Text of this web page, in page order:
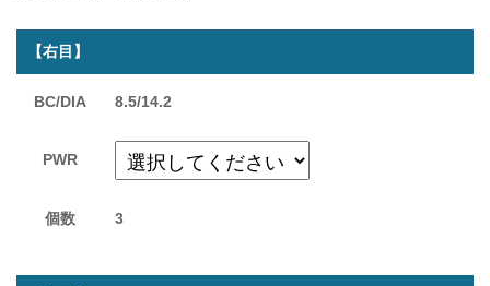
【右目】
BC/DIA 8.5/14.2
PWR
個数 3